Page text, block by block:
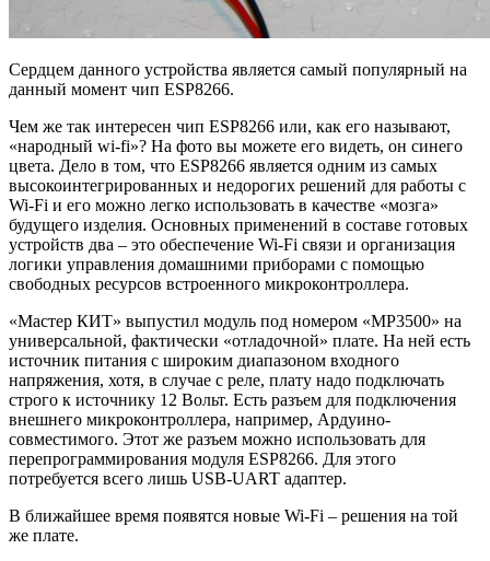
Сердцем данного устройства является самый популярный на
данный момент чип ESP8266.
Чем же так интересен чип ESP8266 или, как его называют,
«народный wi-fi»? На фото вы можете его видеть, он синего
цвета. Дело в том, что ESP8266 является одним из самых
высокоинтегрированных и недорогих решений для работы с
Wi-Fi и его можно легко использовать в качестве «мозга»
будущего изделия. Основных применений в составе готовых
устройств два – это обеспечение Wi-Fi связи и организация
логики управления домашними приборами с помощью
свободных ресурсов встроенного микроконтроллера.
«Мастер КИТ» выпустил модуль под номером «МР3500» на
универсальной, фактически «отладочной» плате. На ней есть
источник питания с широким диапазоном входного
напряжения, хотя, в случае с реле, плату надо подключать
строго к источнику 12 Вольт. Есть разъем для подключения
внешнего микроконтроллера, например, Ардуино-
совместимого. Этот же разъем можно использовать для
перепрограммирования модуля ESP8266. Для этого
потребуется всего лишь USB-UART адаптер.
В ближайшее время появятся новые Wi-Fi – решения на той
же плате.